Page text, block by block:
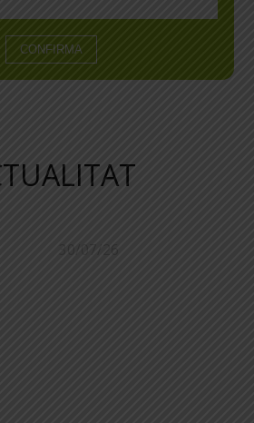
30/07/26